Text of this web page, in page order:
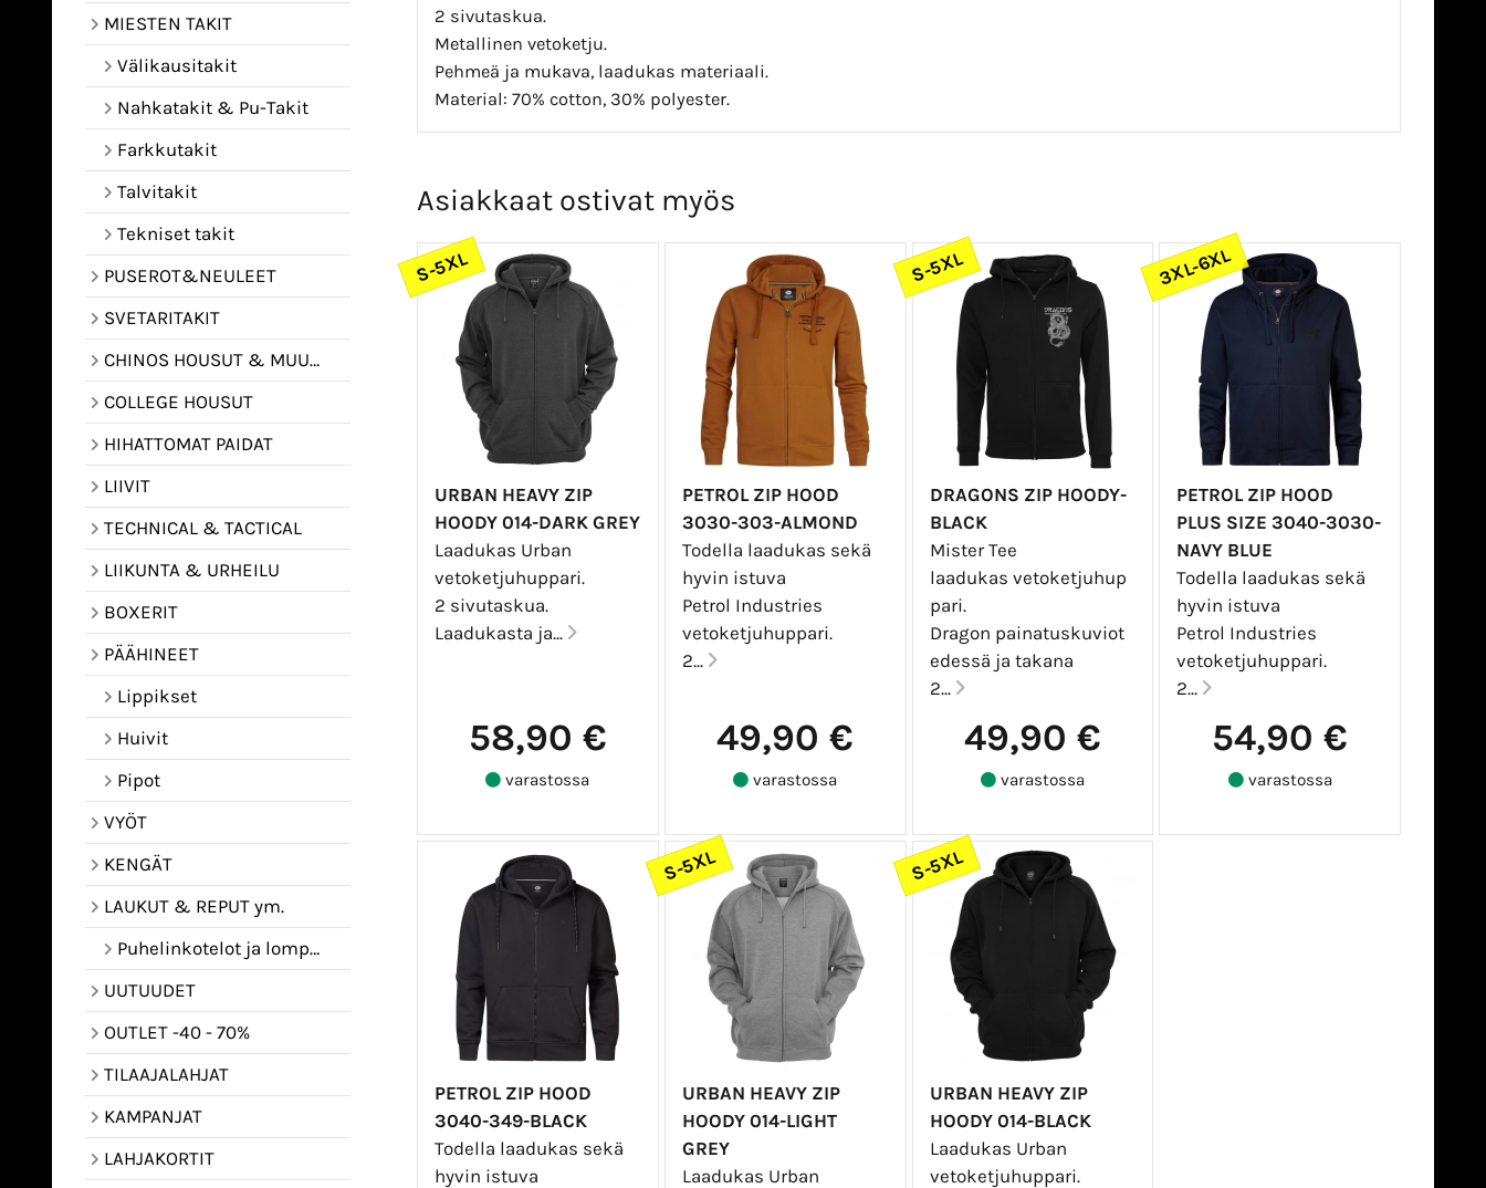
MIESTEN TAKIT
Välikausitakit
Nahkatakit & Pu-Takit
Farkkutakit
Talvitakit
Tekniset takit
PUSEROT&NEULEET
SVETARITAKIT
CHINOS HOUSUT & MUUT HOUSUT
COLLEGE HOUSUT
HIHATTOMAT PAIDAT
LIIVIT
TECHNICAL & TACTICAL
LIIKUNTA & URHEILU
BOXERIT
PÄÄHINEET
Lippikset
Huivit
Pipot
VYÖT
KENGÄT
LAUKUT & REPUT ym.
Puhelinkotelot ja lompakot
UUTUUDET
OUTLET -40 - 70%
TILAAJALAHJAT
KAMPANJAT
LAHJAKORTIT
2 sivutaskua.
Metallinen vetoketju.
Pehmeä ja mukava, laadukas materiaali.
Material: 70% cotton, 30% polyester.
Asiakkaat ostivat myös
S-5XL
URBAN HEAVY ZIP
HOODY 014-DARK GREY
Laadukas Urban
vetoketjuhuppari.
2 sivutaskua.
Laadukasta ja...
58,90 €
varastossa
PETROL ZIP HOOD
3030-303-ALMOND
Todella laadukas sekä
hyvin istuva
Petrol Industries
vetoketjuhuppari.
2...
49,90 €
varastossa
S-5XL
DRAGONS ZIP HOODY-
BLACK
Mister Tee
laadukas vetoketjuhup
pari.
Dragon painatuskuviot
edessä ja takana
2...
49,90 €
varastossa
3XL-6XL
PETROL ZIP HOOD
PLUS SIZE 3040-3030-
NAVY BLUE
Todella laadukas sekä
hyvin istuva
Petrol Industries
vetoketjuhuppari.
2...
54,90 €
varastossa
PETROL ZIP HOOD
3040-349-BLACK
Todella laadukas sekä
hyvin istuva
S-5XL
URBAN HEAVY ZIP
HOODY 014-LIGHT
GREY
Laadukas Urban
S-5XL
URBAN HEAVY ZIP
HOODY 014-BLACK
Laadukas Urban
vetoketjuhuppari.